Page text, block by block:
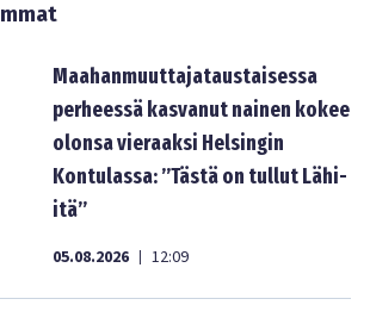
Maahanmuuttajataustaisessa
perheessä kasvanut nainen kokee
olonsa vieraaksi Helsingin
Kontulassa: ”Tästä on tullut Lähi-
itä”
05.08.2026 | 12:09